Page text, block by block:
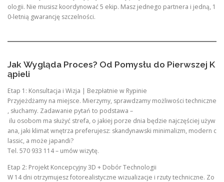
ologii. Nie musisz koordynować 5 ekip. Masz jednego partnera i jedną, 1
0-letnią gwarancję szczelności.
Jak Wygląda Proces? Od Pomysłu do Pierwszej K
ąpieli
Etap 1: Konsultacja i Wizja | Bezpłatnie w Rypinie
Przyjeżdżamy na miejsce. Mierzymy, sprawdzamy możliwości techniczne
, słuchamy. Zadawanie pytań to podstawa –
ilu osobom ma służyć strefa, o jakiej porze dnia będzie najczęściej używ
ana, jaki klimat wnętrza preferujesz: skandynawski minimalizm, modern c
lassic, a może japandi?
Tel. 570 933 114 – umów wizytę.
Etap 2: Projekt Koncepcyjny 3D + Dobór Technologii
W 14 dni otrzymujesz fotorealistyczne wizualizacje i rzuty techniczne. Zo